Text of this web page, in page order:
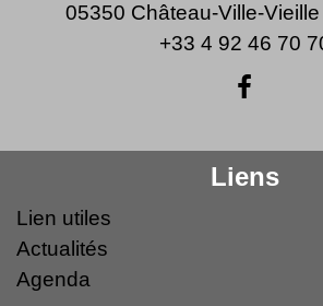
05350 Château-Ville-
+33 4 92 46 70
Liens
Lien utiles
Actualités
Agenda